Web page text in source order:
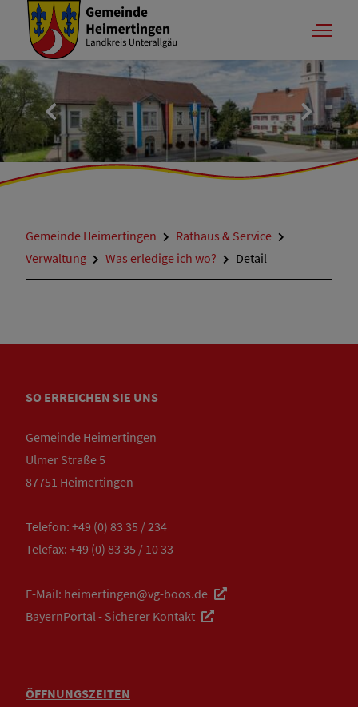
Gemeinde Heimertingen
Rathaus & Service
Verwaltung
Was erledige ich wo? Detail
SO ERREICHEN SIE UNS
Gemeinde Heimertingen
Ulmer Straße 5
87751 Heimertingen
Telefon: +49 (0) 83 35 / 234
Telefax: +49 (0) 83 35 / 10 33
E-Mail: heimertingen@vg-boos.de
BayernPortal - Sicherer Kontakt
ÖFFNUNGSZEITEN